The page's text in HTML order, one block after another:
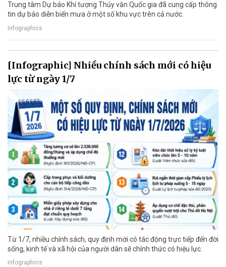
Trung tâm Dự báo Khí tượng Thủy văn Quốc gia đã cung cấp thông
tin dự báo diễn biến mưa ở một số khu vực trên cả nước.
Infographics
[Infographic] Nhiều chính sách mới có hiệu
lực từ ngày 1/7
Từ 1/7, nhiều chính sách, quy định mới có tác động trực tiếp đến đời
sống, kinh tế và xã hội của người dân sẽ chính thức có hiệu lực.
Infographics